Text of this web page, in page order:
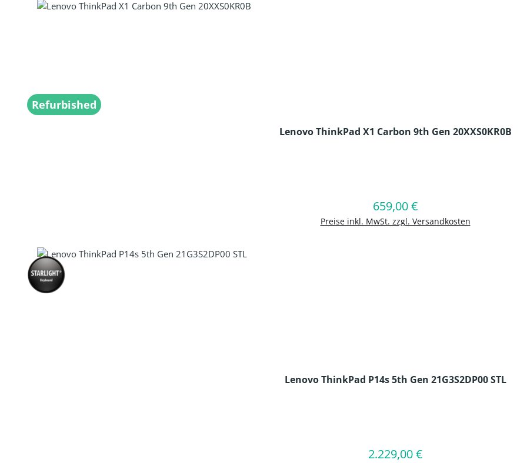
Refurbished
Lenovo ThinkPad X1 Carbon 9th Gen 20XXS0KR0B
Regulärer Preis:
659,00 €
Preise inkl. MwSt. zzgl. Versandkosten
In den Warenkorb
Lenovo ThinkPad P14s 5th Gen 21G3S2DP00 STL
Regulärer Preis:
2.229,00 €
In den Warenkorb